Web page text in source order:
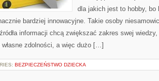
dla jakich jest to hobby,
bardziej innowacyjne. Takie osoby
informacji chcą zwiększać zakres swej
własne zdolności, a więc dużo […]
BEZPIECZEŃSTWO DZIECKA